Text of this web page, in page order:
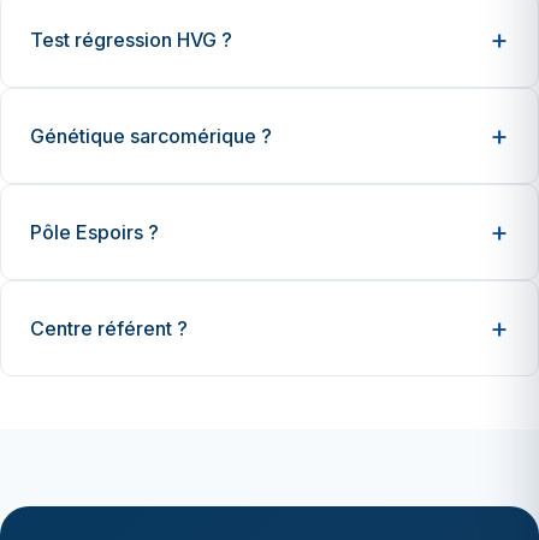
Test régression HVG ?
Génétique sarcomérique ?
Pôle Espoirs ?
Centre référent ?